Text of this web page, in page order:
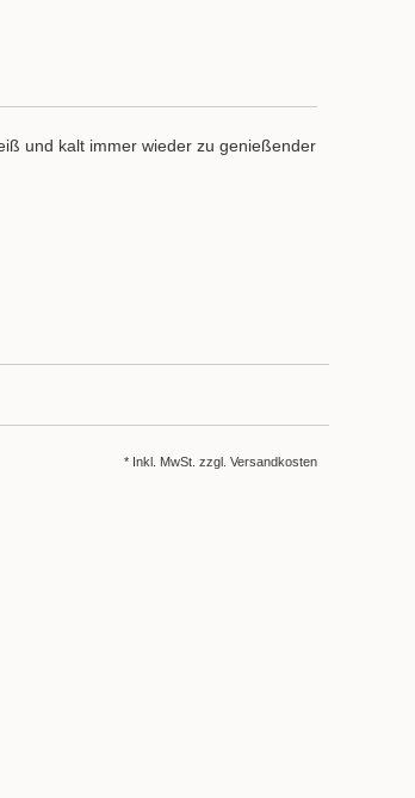
und kalt immer wieder zu genießender
* Inkl. MwSt. zzgl. Versandkosten